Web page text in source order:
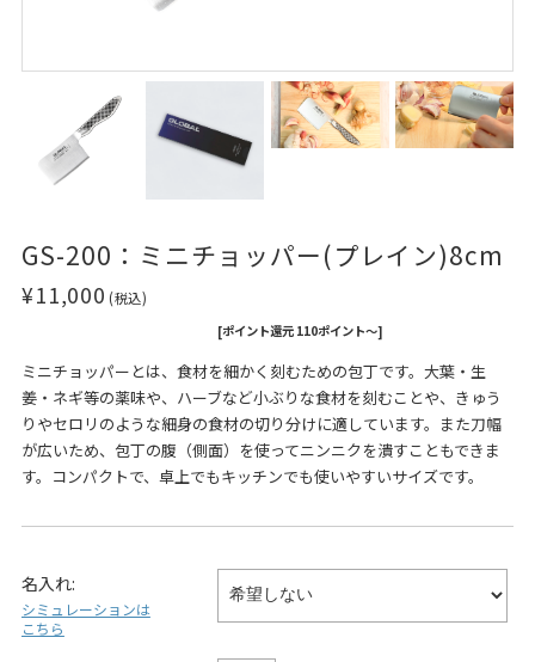
GS-200：ミニチョッパー(プレイン)8cm
¥11,000 (税込)
[ポイント還元 110ポイント～]
ミニチョッパーとは、食材を細かく刻むための包丁です。大葉・生
姜・ネギ等の薬味や、ハーブなど小ぶりな食材を刻むことや、きゅう
りやセロリのような細身の食材の切り分けに適しています。また刀幅
が広いため、包丁の腹（側面）を使ってニンニクを潰すこともできま
す。コンパクトで、卓上でもキッチンでも使いやすいサイズです。
名入れ:
シミュレーションは
こちら